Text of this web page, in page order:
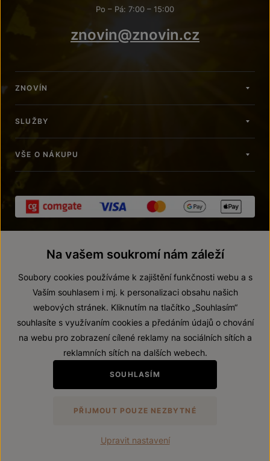
Po – Pá: 7:00 – 15:00
znovin@znovin.cz
ZNOVÍN
SLUŽBY
VŠE O NÁKUPU
© 2026 ZNOVÍN ZNOJMO, a. s.
Prohlášení o přístupnosti
Zákaz prodeje alkoholických nápojů osobám mladším 18 let.
VytvořilwebProgress
Na vašem soukromí nám záleží
Soubory cookies používáme k zajištění funkčnosti webu a s
Vaším souhlasem i mj. k personalizaci obsahu našich
webových stránek. Kliknutím na tlačítko „Souhlasím“
souhlasíte s využívaním cookies a předáním údajů o chování
na webu pro zobrazení cílené reklamy na sociálních sítích a
reklamních sítích na dalších webech.
SOUHLASÍM
PŘIJMOUT POUZE NEZBYTNÉ
Upravit nastavení